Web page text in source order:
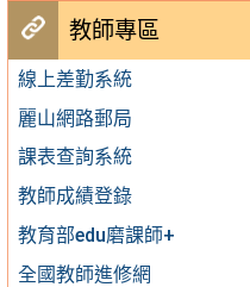
教師專區
線上差勤系統
麗山網路郵局
課表查詢系統
教師成績登錄
教育部edu磨課師+
全國教師進修網